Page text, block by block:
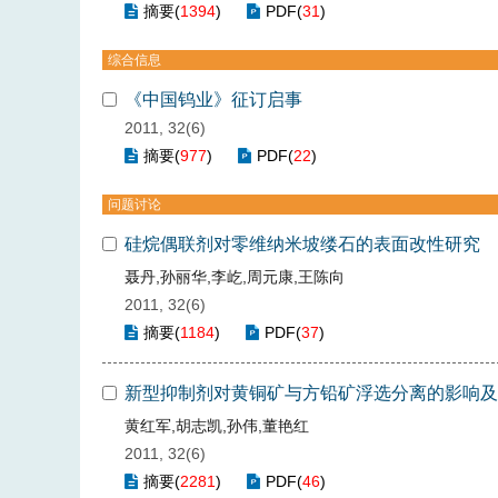
摘要(1394) PDF(31)
综合信息
《中国钨业》征订启事
2011, 32(6)
摘要(977) PDF(22)
问题讨论
硅烷偶联剂对零维纳米坡缕石的表面改性研究
聂丹,孙丽华,李屹,周元康,王陈向
2011, 32(6)
摘要(1184) PDF(37)
新型抑制剂对黄铜矿与方铅矿浮选分离的影响
黄红军,胡志凯,孙伟,董艳红
2011, 32(6)
摘要(2281) PDF(46)